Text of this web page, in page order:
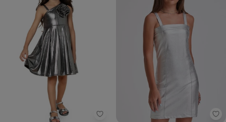
Milon - Vestido Menina Flor
I